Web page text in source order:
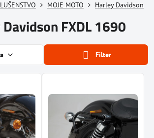
MOJE MOTO Harley Davidson
FXDL 1690
Filter